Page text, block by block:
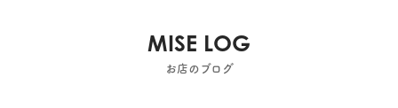
MISE LOG
お店のブログ